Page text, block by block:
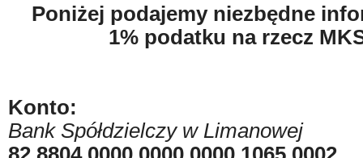
Poniżej podajemy niezbędne
1% podatku na rzecz
Konto:
Bank Spółdzielczy w Limanowej